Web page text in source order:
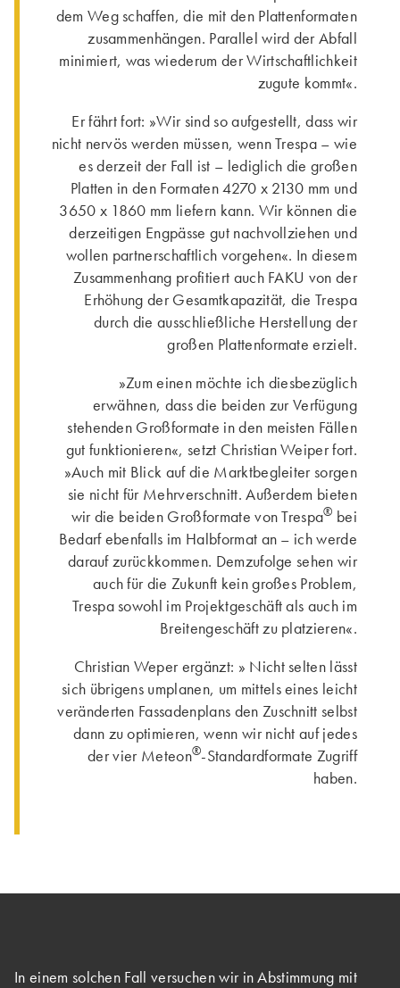
dem Weg schaffen, die mit den Plattenformaten
zusammenhängen. Parallel wird der Abfall
minimiert, was wiederum der Wirtschaftlichkeit
zugute kommt«.
Er fährt fort: »Wir sind so aufgestellt, dass wir
nicht nervös werden müssen, wenn Trespa – wie
es derzeit der Fall ist – lediglich die großen
Platten in den Formaten 4270 x 2130 mm und
3650 x 1860 mm liefern kann. Wir können die
derzeitigen Engpässe gut nachvollziehen und
wollen partnerschaftlich vorgehen«. In diesem
Zusammenhang profitiert auch FAKU von der
Erhöhung der Gesamtkapazität, die Trespa
durch die ausschließliche Herstellung der
großen Plattenformate erzielt.
»Zum einen möchte ich diesbezüglich
erwähnen, dass die beiden zur Verfügung
stehenden Großformate in den meisten Fällen
gut funktionieren«, setzt Christian Weiper fort.
»Auch mit Blick auf die Marktbegleiter sorgen
sie nicht für Mehrverschnitt. Außerdem bieten
wir die beiden Großformate von Trespa® bei
Bedarf ebenfalls im Halbformat an – ich werde
darauf zurückkommen. Demzufolge sehen wir
auch für die Zukunft kein großes Problem,
Trespa sowohl im Projektgeschäft als auch im
Breitengeschäft zu platzieren«.
Christian Weper ergänzt: » Nicht selten lässt
sich übrigens umplanen, um mittels eines leicht
veränderten Fassadenplans den Zuschnitt selbst
dann zu optimieren, wenn wir nicht auf jedes
der vier Meteon®-Standardformate Zugriff
haben.
In einem solchen Fall versuchen wir in Abstimmung mit